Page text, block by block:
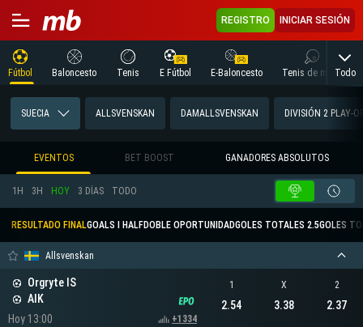
REGISTRO INICIAR SESIÓN
Fútbol Baloncesto Tenis E Fútbol E-Baloncesto Tenis de mesaTodo
SUECIA ALLSVENSKAN DAMALLSVENSKAN DIVISIÓN 2 PLAY-
EVENTOS BET BOOST GANADORES ABSOLUTOS
1H 3H HOY 3 DÍAS TODO
RESULTADO FINALGOALS I HALFDOBLE OPORTUNIDADGOLES TOTALES 2.5GOLES
Allsvenskan
Orgryte IS
AIK
Hoy 13:00
+1334
1
2.54
X
3.38
2
2.37